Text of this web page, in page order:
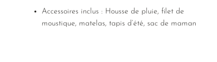
Accessoires inclus : Housse de pluie, filet de
moustique, matelas, tapis d’été, sac de maman